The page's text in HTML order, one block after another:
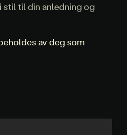
til din anledning og
av deg som